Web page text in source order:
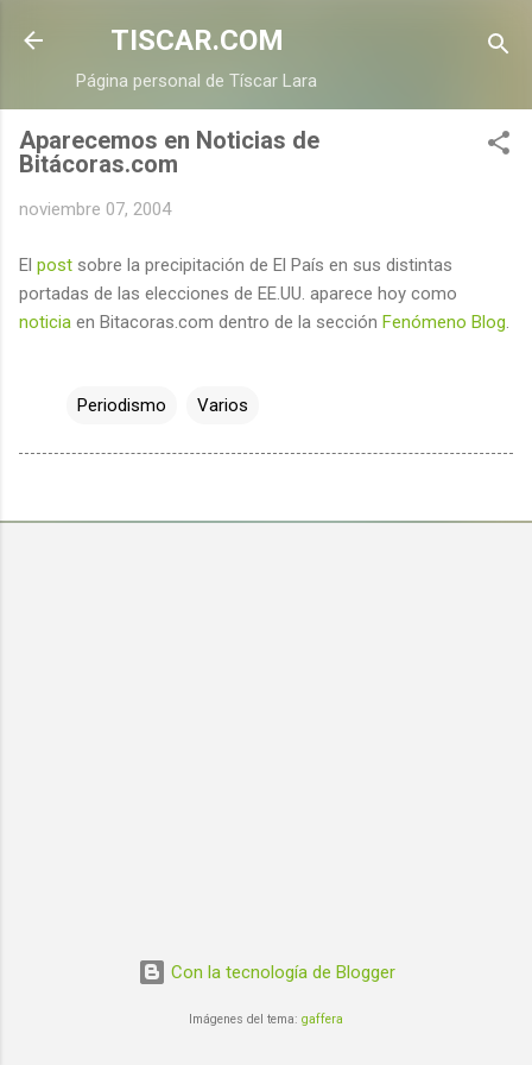
Ir al contenido principal
TISCAR.COM
Página personal de Tíscar Lara
Aparecemos en Noticias de
Bitácoras.com
noviembre 07, 2004
El post sobre la precipitación de El País en sus distintas
portadas de las elecciones de EE.UU. aparece hoy como
noticia en Bitacoras.com dentro de la sección Fenómeno Blog
Periodismo Varios
Con la tecnología de Blogger
Imágenes del tema: gaffera